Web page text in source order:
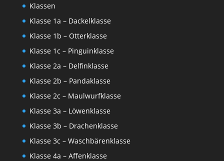
Klassen
Klasse 1a – Dackelklasse
Klasse 1b – Otterklasse
Klasse 1c – Pinguinklasse
Klasse 2a – Delfinklasse
Klasse 2b – Pandaklasse
Klasse 2c – Maulwurfklasse
Klasse 3a – Löwenklasse
Klasse 3b – Drachenklasse
Klasse 3c – Waschbärenklasse
Klasse 4a – Affenklasse